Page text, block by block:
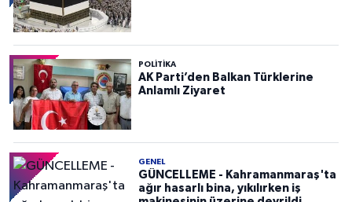
POLITIKA
AK Parti’den Balkan Türklerine
Anlamlı Ziyaret
GENEL
GÜNCELLEME - Kahramanmaraş'ta
ağır hasarlı bina, yıkılırken iş